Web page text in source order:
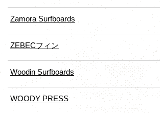
Zamora Surfboards
ZEBECフィン
Woodin Surfboards
WOODY PRESS